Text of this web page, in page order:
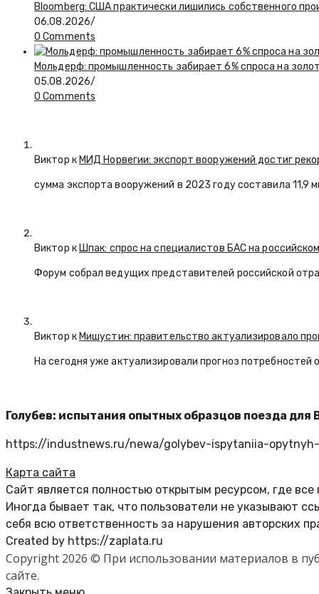
Bloomberg: США практически лишились собственного
06.08.2026/
0 Comments
Мольдерф: промышленность забирает 6% спроса на
05.08.2026/
0 Comments
Виктор кМИД Норвегии: экспорт вооружений достиг
сумма экспорта вооружений в 2023 году составила 11,9
Виктор кШпак: спрос на специалистов БАС на
Форум собрал ведущих представителей российской
Виктор кМишустин: правительство актуализировало
На сегодня уже актуализировали прогноз
Голубев: испытания опытных образцов поезда
https://industnews.ru/newa/golybev-ispytaniia-
Карта сайта
Сайт является полностью открытым ресурсом, где
Иногда бывает так, что пользователи не указывают
себя всю ответственность за нарушения авторских
Created by https://zaplata.ru
Copyright 2026 © При использовании материалов в
сайте.